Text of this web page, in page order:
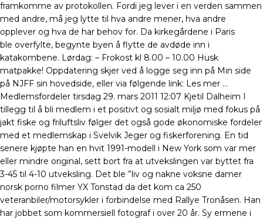
framkomme av protokollen. Fordi jeg lever i en verden sammen
med andre, må jeg lytte til hva andre mener, hva andre
opplever og hva de har behov for. Da kirkegårdene i Paris
ble overfylte, begynte byen å flytte de avdøde inn i
katakombene. Lørdag: – Frokost kl 8.00 – 10.00 Husk
matpakke! Oppdatering skjer ved å logge seg inn på Min side
på NJFF sin hovedside, eller via følgende link: Les mer …
Medlemsfordeler tirsdag 29. mars 2011 12:07 Kjetil Dalheim I
tillegg til å bli medlem i et positivt og sosialt miljø med fokus på
jakt fiske og friluftsliv følger det også gode økonomiske fordeler
med et medlemskap i Svelvik Jeger og fiskerforening. En tid
senere kjøpte han en hvit 1991-modell i New York som var mer
eller mindre original, sett bort fra at utvekslingen var byttet fra
3-45 til 4-10 utveksling. Det ble ”liv og nakne voksne damer
norsk porno filmer YX Tonstad da det kom ca 250
veteranbiler/motorsykler i forbindelse med Rallye Tronåsen. Han
har jobbet som kommersiell fotograf i over 20 år. Sy ermene i